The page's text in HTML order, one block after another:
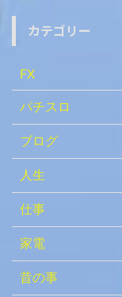
カテゴリー
FX
パチスロ
ブログ
人生
仕事
家電
昔の事